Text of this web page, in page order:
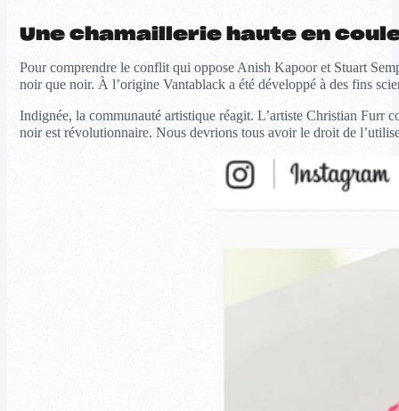
Une chamaillerie haute en
Pour comprendre le conflit qui oppose Anish Kapoor et Stuart
noir que noir. À l’origine Vantablack a été développé à des fins
Indignée, la communauté artistique réagit. L’artiste Christian Furr
noir est révolutionnaire. Nous devrions tous avoir le droit de